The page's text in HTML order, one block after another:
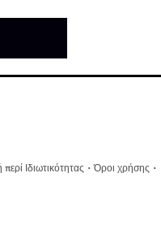
περί Ιδιωτικότητας ·Όροι χρήσης ·